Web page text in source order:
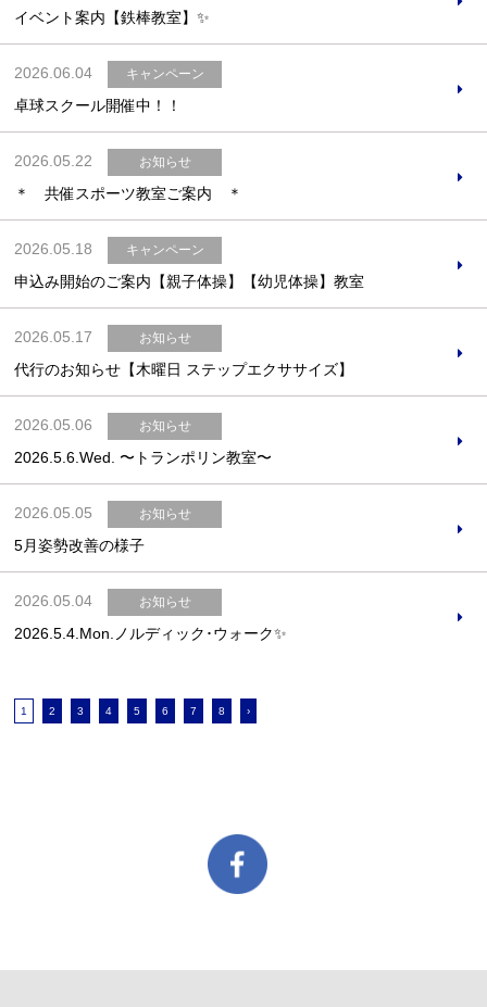
イベント案内【鉄棒教室】✨
2026.06.04 キャンペーン
卓球スクール開催中！！
2026.05.22 お知らせ
＊ 共催スポーツ教室ご案内 ＊
2026.05.18 キャンペーン
申込み開始のご案内【親子体操】【幼児体操】教室
2026.05.17 お知らせ
代行のお知らせ【木曜日 ステップエクササイズ】
2026.05.06 お知らせ
2026.5.6.Wed. 〜トランポリン教室〜 ​​​​​​​
2026.05.05 お知らせ
5月姿勢改善の様子
2026.05.04 お知らせ
2026.5.4.Mon.ノルディック･ウォーク✨
1 2 3 4 5 6 7 8 ›